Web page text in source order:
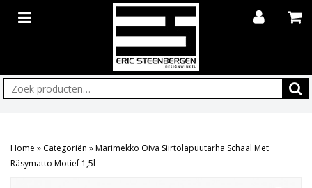
Zoeken:
Home » Categoriën »Marimekko Oiva Siirtolapuutarha Schaal Met
Räsymatto Motief 1,5l